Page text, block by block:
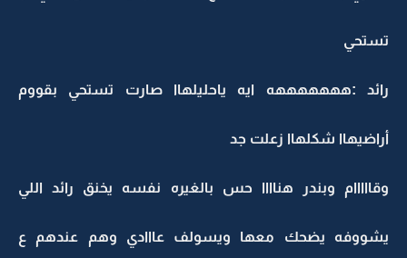
تستحي
رائد :هههههههه ايه ياحليلهاا صارت تستحي بقووم
أراضيهاا شكلهاا زعلت جد
وقااااام وبندر هناااا حس بالغيره نفسه يخنق رائد اللي
يشووفه يضحك معها ويسولف عااادي وهم عندهم ع